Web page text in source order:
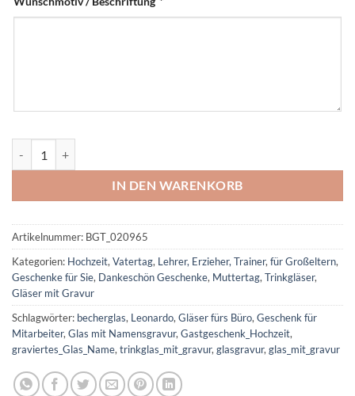
IN DEN WARENKORB
Artikelnummer: BGT_020965
Kategorien: Hochzeit, Vatertag, Lehrer, Erzieher, Trainer, für Großeltern,
Geschenke für Sie, Dankeschön Geschenke, Muttertag, Trinkgläser,
Gläser mit Gravur
Schlagwörter: becherglas, Leonardo, Gläser fürs Büro, Geschenk für
Mitarbeiter, Glas mit Namensgravur, Gastgeschenk_Hochzeit,
graviertes_Glas_Name, trinkglas_mit_gravur, glasgravur, glas_mit_gravur